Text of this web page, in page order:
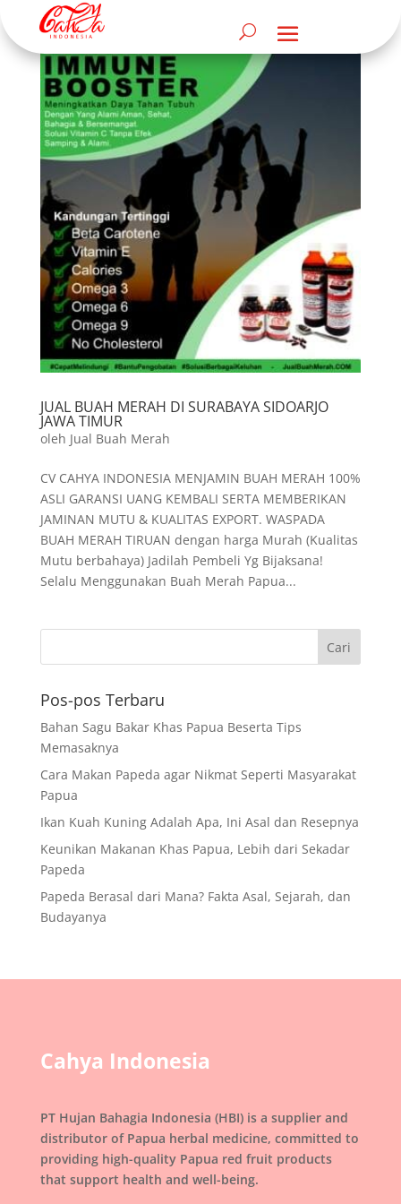
JUAL BUAH MERAH DI SURABAYA SIDOARJO
JAWA TIMUR
oleh Jual Buah Merah
CV CAHYA INDONESIA MENJAMIN BUAH MERAH 100%
ASLI GARANSI UANG KEMBALI SERTA MEMBERIKAN
JAMINAN MUTU & KUALITAS EXPORT. WASPADA
BUAH MERAH TIRUAN dengan harga Murah (Kualitas
Mutu berbahaya) Jadilah Pembeli Yg Bijaksana!
Selalu Menggunakan Buah Merah Papua...
Pos-pos Terbaru
Bahan Sagu Bakar Khas Papua Beserta Tips
Memasaknya
Cara Makan Papeda agar Nikmat Seperti Masyarakat
Papua
Ikan Kuah Kuning Adalah Apa, Ini Asal dan Resepnya
Keunikan Makanan Khas Papua, Lebih dari Sekadar
Papeda
Papeda Berasal dari Mana? Fakta Asal, Sejarah, dan
Budayanya
Cahya Indonesia
PT Hujan Bahagia Indonesia (HBI) is a supplier and
distributor of Papua herbal medicine, committed to
providing high-quality Papua red fruit products
that support health and well-being.